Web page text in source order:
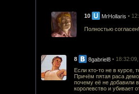
10 MrHollaris •
Полностью
8 8gabriel8 •
Если кто-то не в курсе,
Причём пятая раса
почему её не добавили
королевство и убивает